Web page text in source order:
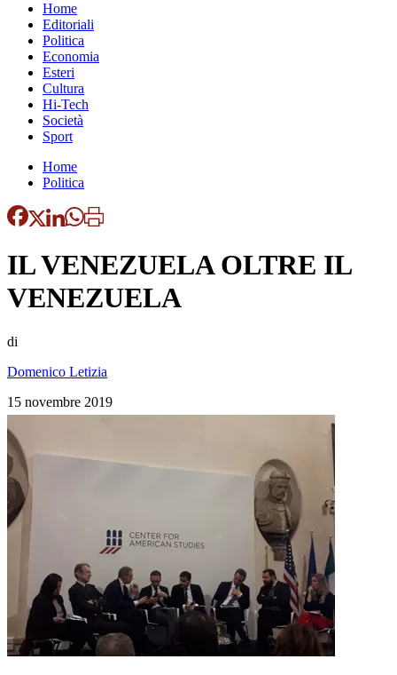
Home
Editoriali
Politica
Economia
Esteri
Cultura
Hi-Tech
Società
Sport
Home
Politica
IL VENEZUELA OLTRE IL
VENEZUELA
di
Domenico Letizia
15 novembre 2019